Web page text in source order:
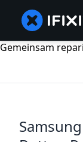
Gemeinsam